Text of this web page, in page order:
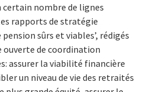
certain nombre de lignes
rapports de stratégie
sûrs et viables’, rédigés
ouverte de coordination
assurer la viabilité financière
un niveau de vie des retraités